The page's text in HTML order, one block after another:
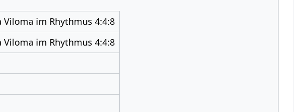
Viloma im Rhythmus 4:4:8
Viloma im Rhythmus 4:4:8